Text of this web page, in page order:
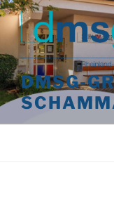
Zum
Inhalt
springen
DMSG-